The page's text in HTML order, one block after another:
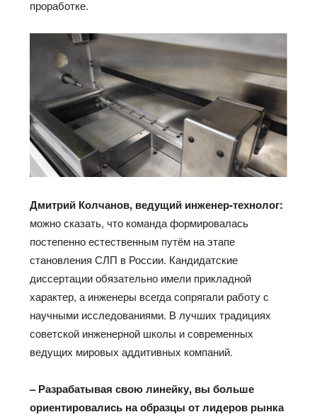
проработке.
Дмитрий Колчанов, ведущий инженер-технолог:
можно сказать, что команда формировалась
постепенно естественным путём на этапе
становления СЛП в России. Кандидатские
диссертации обязательно имели прикладной
характер, а инженеры всегда сопрягали работу с
научными исследованиями. В лучших традициях
советской инженерной школы и современных
ведущих мировых аддитивных компаний.
– Разрабатывая свою линейку, вы больше
ориентировались на образцы от лидеров рынка